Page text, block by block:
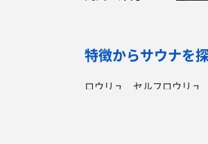
特徴からサウナを
ロウリュ セルフロウリュ